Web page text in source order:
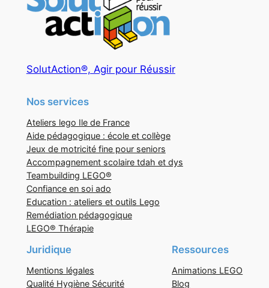
SolutAction®, Agir pour Réussir
Nos services
Ateliers lego Ile de France
Aide pédagogique : école et collège
Jeux de motricité fine pour seniors
Accompagnement scolaire tdah et dys
Teambuilding LEGO®
Confiance en soi ado
Education : ateliers et outils Lego
Remédiation pédagogique
LEGO® Thérapie
Juridique
Mentions légales
Qualité Hygiène Sécurité
Ressources
Animations LEGO
Blog